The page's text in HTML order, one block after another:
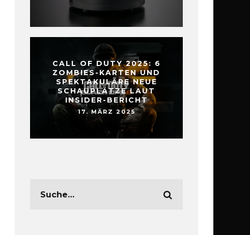
CALL OF DUTY 2025: 6
ZOMBIES-KARTEN UND
SPEKTAKULÄRE NEUE
SCHAUPLÄTZE LAUT
INSIDER-BERICHT
17. MÄRZ 2025